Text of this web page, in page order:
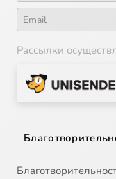
Рассылки